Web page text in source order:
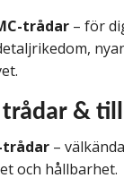
trådar – för
trådar &
trådar –
och hållbarhet.